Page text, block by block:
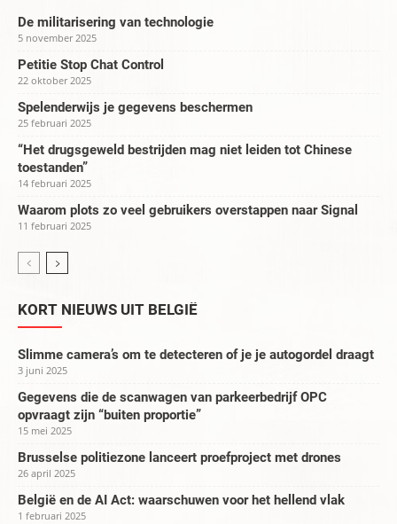
De militarisering van technologie
5 november 2025
Petitie Stop Chat Control
22 oktober 2025
Spelenderwijs je gegevens beschermen
25 februari 2025
“Het drugsgeweld bestrijden mag niet leiden tot Chinese
toestanden”
14 februari 2025
Waarom plots zo veel gebruikers overstappen naar Signal
11 februari 2025
KORT NIEUWS UIT BELGIË
Slimme camera’s om te detecteren of je je autogordel draagt
3 juni 2025
Gegevens die de scanwagen van parkeerbedrijf OPC
opvraagt zijn “buiten proportie”
15 mei 2025
Brusselse politiezone lanceert proefproject met drones
26 april 2025
België en de AI Act: waarschuwen voor het hellend vlak
1 februari 2025